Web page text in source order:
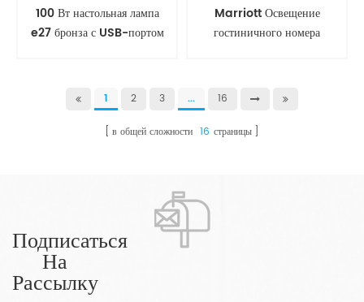
100 Вт настольная лампа
e27 бронза с USB-портом
Marriott Освещение
гостиничного номера
1 2 3 ... 16
в общей сложности 16 страницы
Подписаться
На
Рассылку